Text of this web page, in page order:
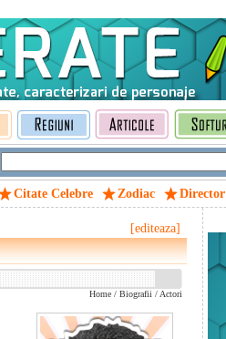
Citate Celebre Zodiac Director
[editeaza]
Home / Biografii / Actori